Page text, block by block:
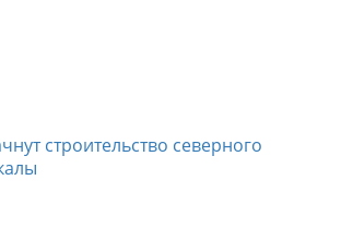
строительство северного